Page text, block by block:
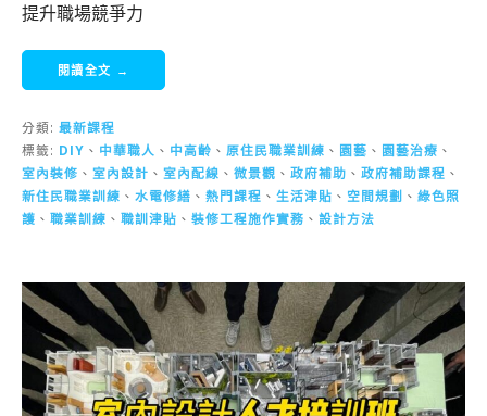
提升職場競爭力
閱讀全文 →
分類: 最新課程
標籤: DIY 、 中華職人 、 中高齡 、 原住民職業訓練 、 園藝 、 園藝治療 、
室內裝修 、 室內設計 、 室內配線 、 微景觀 、 政府補助 、 政府補助課程 、
新住民職業訓練 、 水電修繕 、 熱門課程 、 生活津貼 、 空間規劃 、 綠色照
護 、 職業訓練 、 職訓津貼 、 裝修工程施作實務 、 設計方法